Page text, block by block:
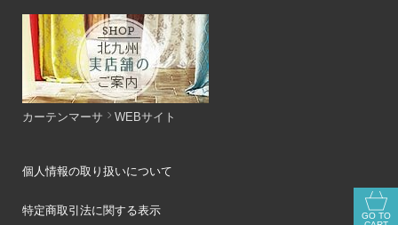
カーテンマーサ WEBサイト
個人情報の取り扱いについて
特定商取引法に関する表示
GO TO